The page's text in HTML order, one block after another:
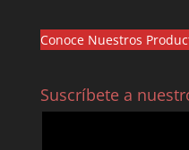
Conoce Nuestros
Suscríbete a